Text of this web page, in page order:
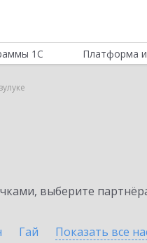
1С Платформа
выберите
Гай Показать все